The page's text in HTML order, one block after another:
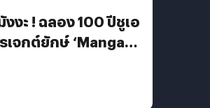
งะ ! ฉลอง 100 ปีชูเอ
เจกต์ยักษ์ ‘Manga
วย